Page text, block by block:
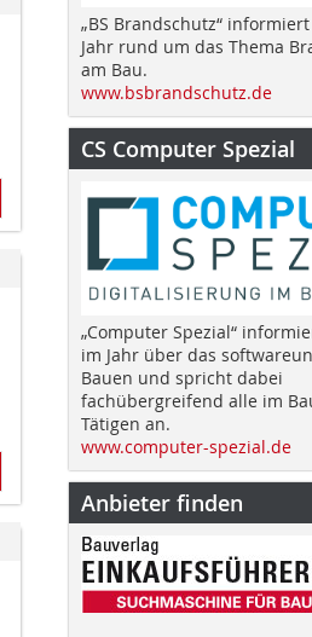
„BS Brandschutz“
Jahr rund um das Thema
am Bau.
www.bsbrandschutz.de
CS Computer Spezial
„Computer Spezial“
im Jahr über das
Bauen und spricht dabei
fachübergreifend alle im
Tätigen an.
www.computer-spezial.de
Anbieter finden